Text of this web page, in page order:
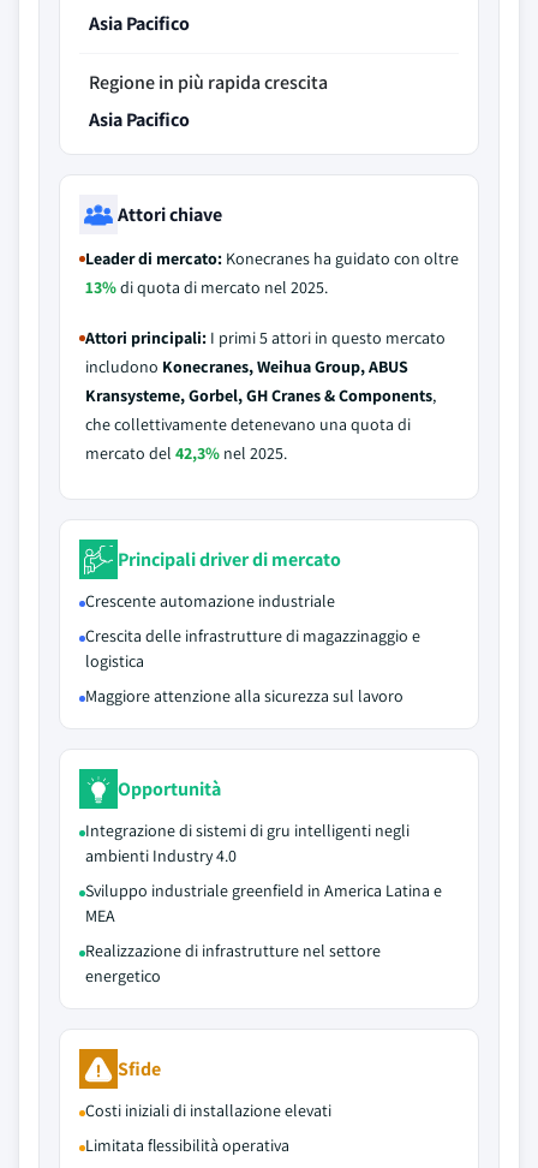
Asia Pacifico
Regione in più rapida crescita
Asia Pacifico
Attori chiave
Leader di mercato: Konecranes ha guidato con oltre
13%di quota di mercato nel 2025.
Attori principali: I primi 5 attori in questo mercato
includono Konecranes, Weihua Group, ABUS
Kransysteme, Gorbel, GH Cranes & Components,
che collettivamente detenevano una quota di
mercato del 42,3% nel 2025.
Principali driver di mercato
Crescente automazione industriale
Crescita delle infrastrutture di magazzinaggio e
logistica
Maggiore attenzione alla sicurezza sul lavoro
Opportunità
Integrazione di sistemi di gru intelligenti negli
ambienti Industry 4.0
Sviluppo industriale greenfield in America Latina e
MEA
Realizzazione di infrastrutture nel settore
energetico
Sfide
Costi iniziali di installazione elevati
Limitata flessibilità operativa